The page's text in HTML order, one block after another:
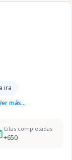
ira
más...
Citas completadas
+650